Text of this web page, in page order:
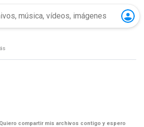
compartir mis archivos contigo y espero